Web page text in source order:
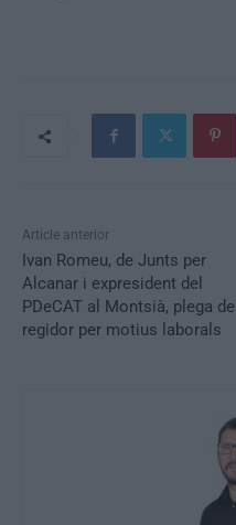
Article anterior
Ivan Romeu, de Junts per
Alcanar i expresident del
PDeCAT al Montsià, plega de
regidor per motius laborals